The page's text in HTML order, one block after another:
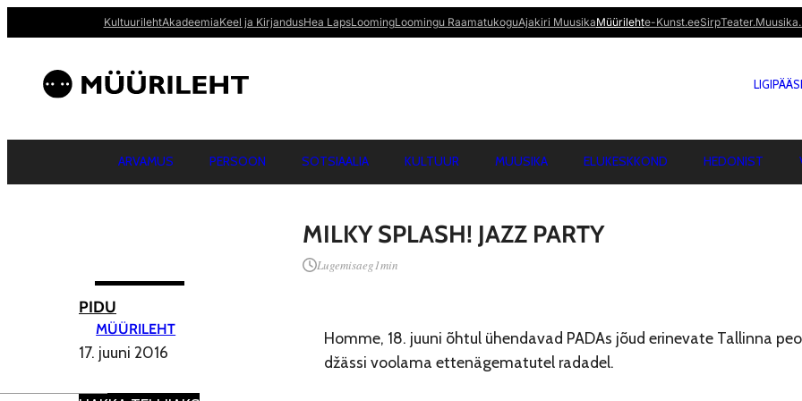
KultuurilehtAkadeemiaKeel ja KirjandusHea LapsLoomingLoomingu RaamatukoguAjakiri MuusikaMüürilehte-Kunst.eeSirp
ARVAMUS PERSOON SOTSIAALIA KULTUUR MUUSIKA ELUKESKKOND HEDONIST
MILKY SPLASH! JAZZ PARTY
Lugemisaeg1min
PIDU
MÜÜRILEHT
17. juuni 2016
Homme, 18. juuni õhtul ühendavad PADAs jõud erinevate Tallinna
džässi voolama ettenägematutel radadel.